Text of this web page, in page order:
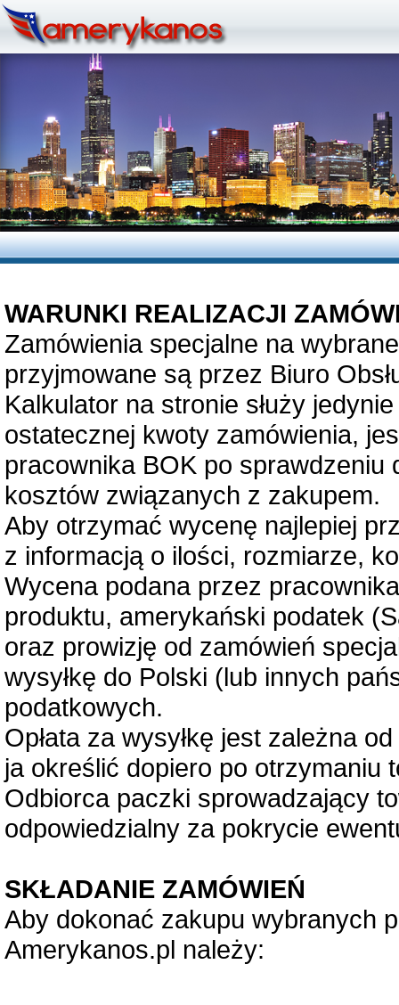
WARUNKI REALIZACJI
Zamówienia specjalne na
przyjmowane są przez Biuro
Kalkulator na stronie służy
ostatecznej kwoty zamówienia,
pracownika BOK po
kosztów związanych z zakupem.
Aby otrzymać wycenę najlepiej
z informacją o ilości, rozmiarze,
Wycena podana przez
produktu, amerykański podatek
oraz prowizję od zamówień
wysyłkę do Polski (lub innych
podatkowych.
Opłata za wysyłkę jest zależna
ja określić dopiero po otrzymaniu
Odbiorca paczki sprowadzający
odpowiedzialny za pokrycie
SKŁADANIE ZAMÓWIEŃ
Aby dokonać zakupu wybranych
Amerykanos.pl należy: